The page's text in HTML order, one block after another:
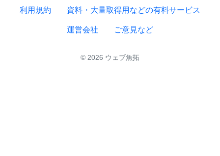
利用規約 資料・大量取得用などの有料サービス
運営会社 ご意見など
© 2026 ウェブ魚拓